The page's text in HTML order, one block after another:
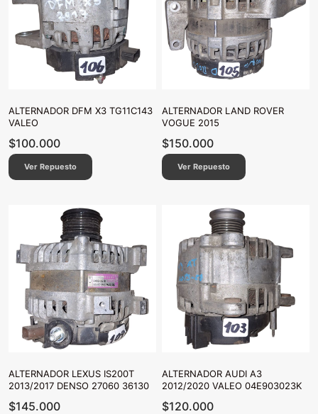
ALTERNADOR DFM X3 TG11C143
VALEO
$100.000
Ver Repuesto
ALTERNADOR LAND ROVER
VOGUE 2015
$150.000
Ver Repuesto
ALTERNADOR LEXUS IS200T
2013/2017 DENSO 27060 36130
$145.000
ALTERNADOR AUDI A3
2012/2020 VALEO 04E903023K
$120.000